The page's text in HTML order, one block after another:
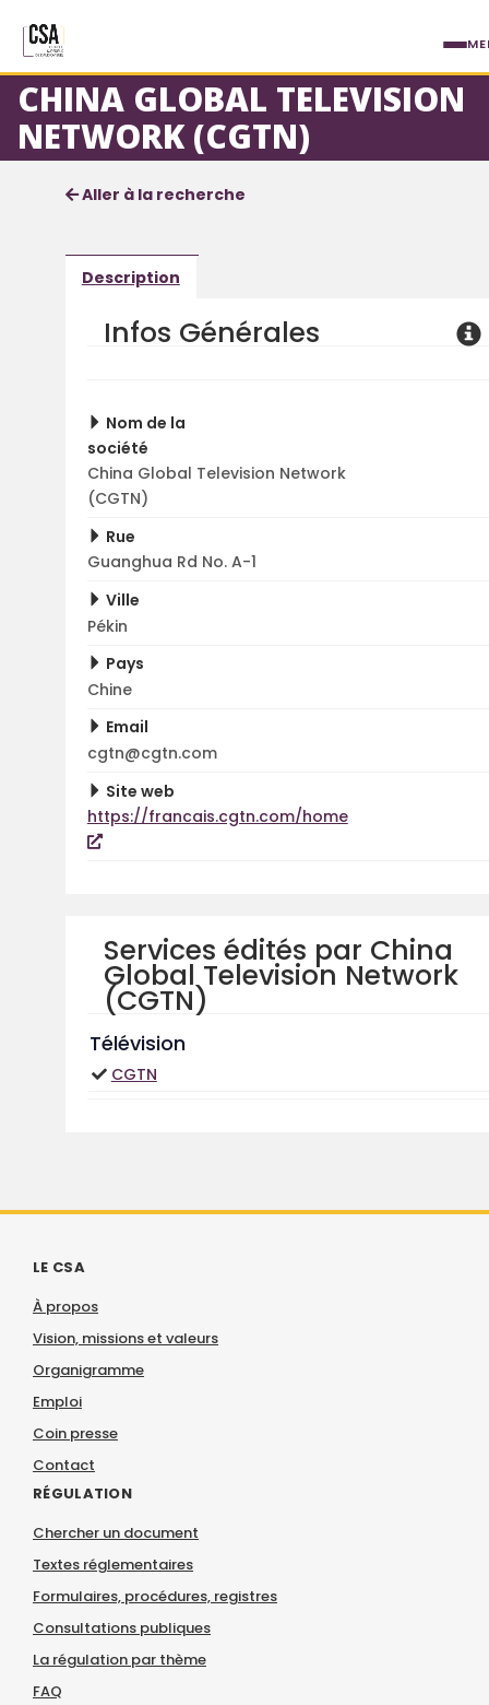
CHINA GLOBAL TELEVISION
NETWORK (CGTN)
Fiche société
Informations détaillées
Aller à la recherche
Description
Infos Générales
Nom de la
société
China Global Television Network
(CGTN)
Rue
Guanghua Rd No. A-1
Ville
Pékin
Pays
Chine
Email
cgtn@cgtn.com
Site web
https://francais.cgtn.com/home
Services édités par China
Global Television Network
(CGTN)
Télévision
CGTN
LE CSA
À propos
Vision, missions et valeurs
Organigramme
Emploi
Coin presse
Contact
RÉGULATION
Chercher un document
Textes réglementaires
Formulaires, procédures, registres
Consultations publiques
La régulation par thème
FAQ